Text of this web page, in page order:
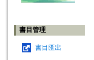
書目管理
書目匯出